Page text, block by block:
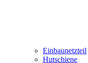
Einbaunetzteil
Hutschiene